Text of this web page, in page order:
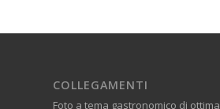
COLLEGAMENTI
Foto a tema gastronomico di ottima